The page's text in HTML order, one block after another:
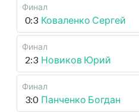
Финал
0:3 Коваленко Сергей
Финал
2:3 Новиков Юрий
Финал
3:0 Панченко Богдан